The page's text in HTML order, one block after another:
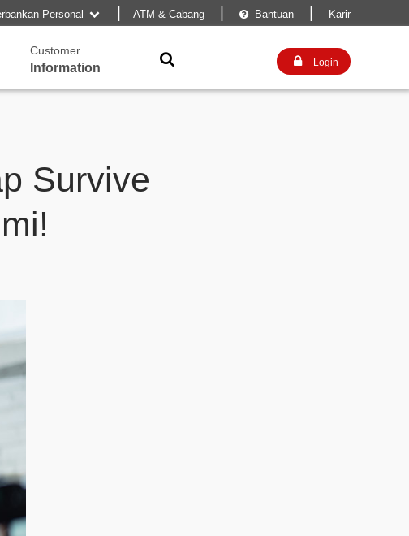
Personal  |ATM & Cabang  Bantuan Karir
Customer
Information
  Login
Survive